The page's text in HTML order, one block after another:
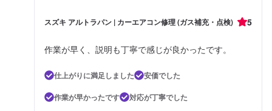
スズキ アルトラパン | カーエアコン修理 (ガス補充・点検) 5
作業が早く、説明も丁寧で感じが良かったです。
仕上がりに満足しました
安価でした
作業が早かったです
対応が丁寧でした